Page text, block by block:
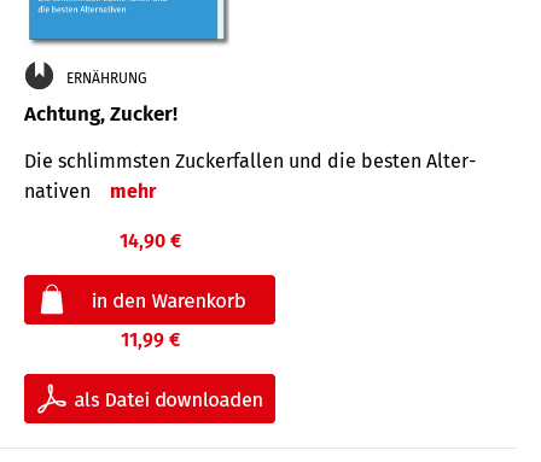
ERNÄHRUNG
Achtung, Zucker!
Die schlimmsten Zucker­fallen und die besten Alter­
nativen
mehr
14,90 €
11,99 €